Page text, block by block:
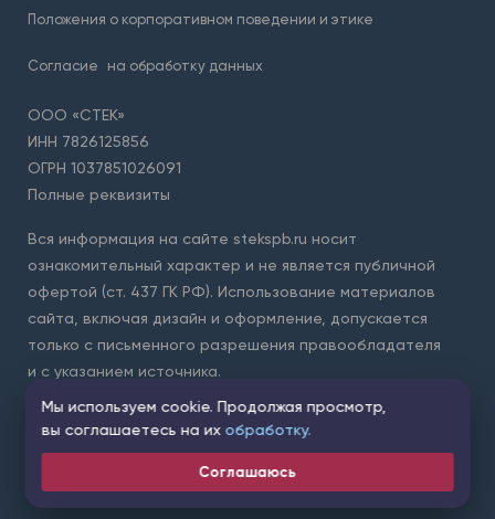
Положения о корпоративном поведении и этике
Согласие на обработку данных
ООО «СТЕК»
ИНН 7826125856
ОГРН 1037851026091
Полные реквизиты
Вся информация на сайте stekspb.ru носит
ознакомительный характер и не является публичной
офертой (ст. 437 ГК РФ). Использование материалов
сайта, включая дизайн и оформление, допускается
только с письменного разрешения правообладателя
и с указанием источника.
Для защиты форм на сайте используется сервис Yandex
SmartCaptcha. Применяются
условия обработки данных
Мы используем cookie. Продолжая просмотр,
вы соглашаетесь на их обработку.
Соглашаюсь